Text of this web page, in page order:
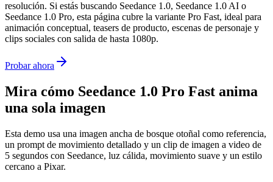
resolución. Si estás buscando Seedance 1.0, Seedance 1.0 AI o
Seedance 1.0 Pro, esta página cubre la variante Pro Fast, ideal para
animación conceptual, teasers de producto, escenas de personaje y
clips sociales con salida de hasta 1080p.
Probar ahora
Mira cómo Seedance 1.0 Pro Fast anima
una sola imagen
Esta demo usa una imagen ancha de bosque otoñal como referencia,
un prompt de movimiento detallado y un clip de imagen a video de
5 segundos con Seedance, luz cálida, movimiento suave y un estilo
cercano a Pixar.